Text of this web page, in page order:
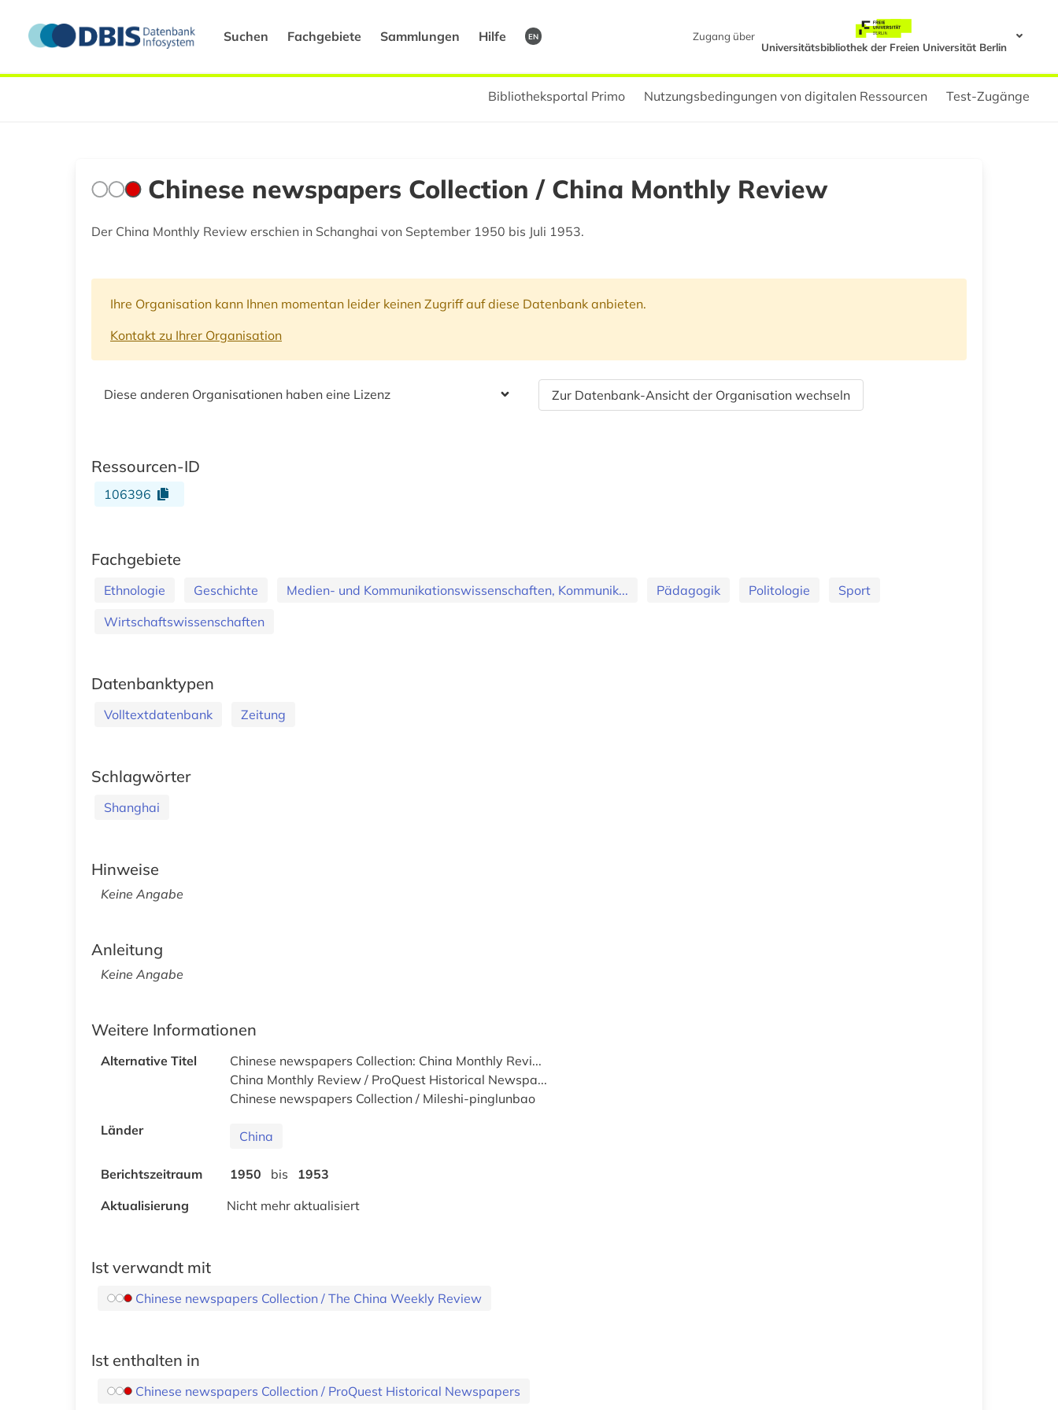
Suchen Fachgebiete Sammlungen Hilfe EN
Zugang über
Universitätsbibliothek der Freien Universität Berlin
Bibliotheksportal Primo Nutzungsbedingungen von digitalen Ressourcen Test-Zugänge
Chinese newspapers Collection / China Monthly Review
Der China Monthly Review erschien in Schanghai von September 1950 bis Juli 1953.
Ihre Organisation kann Ihnen momentan leider keinen Zugriff auf diese Datenbank anbieten.
Kontakt zu Ihrer Organisation
Diese anderen Organisationen haben eine Lizenz Zur Datenbank-Ansicht der Organisation wechseln
Ressourcen-ID
106396
Fachgebiete
Ethnologie Geschichte Medien- und Kommunikationswissenschaften, Kommunik... Pädagogik Politologie
Sport
Wirtschaftswissenschaften
Datenbanktypen
Volltextdatenbank Zeitung
Schlagwörter
Shanghai
Hinweise
Keine Angabe
Anleitung
Keine Angabe
Weitere Informationen
Alternative Titel
Chinese newspapers Collection: China Monthly Revi...
China Monthly Review / ProQuest Historical Newspa...
Chinese newspapers Collection / Mileshi-pinglunbao
Länder
China
Berichtszeitraum 1950 bis
1953
Aktualisierung
Nicht mehr aktualisiert
Ist verwandt mit
Chinese newspapers Collection / The China Weekly Review
Ist enthalten in
Chinese newspapers Collection / ProQuest Historical Newspapers